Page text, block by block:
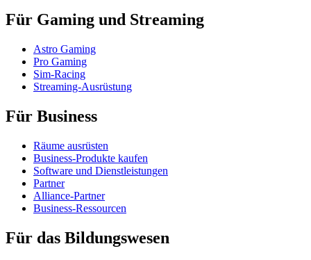
Für Gaming und Streaming
Astro Gaming
Pro Gaming
Sim-Racing
Streaming-Ausrüstung
Für Business
Räume ausrüsten
Business-Produkte kaufen
Software und Dienstleistungen
Partner
Alliance-Partner
Business-Ressourcen
Für das Bildungswesen